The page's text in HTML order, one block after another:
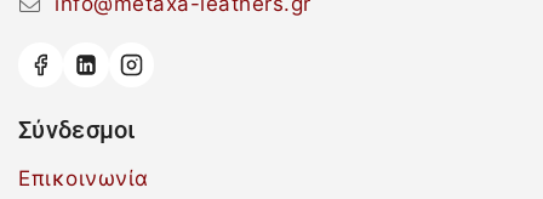
Σύνδεσμοι
Επικοινωνία